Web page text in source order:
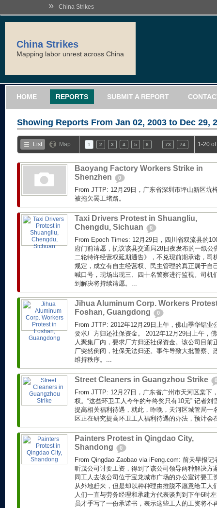
» China Strikes
China Strikes
Mapping labor unrest across China
HOME REPORTS SUBMIT A REPORT
Showing Reports From Jan 02, 2003 to Dec 29,
List Map 1 2 3 4 5 6 73 74 1-20
Baoyang Factory Workers Strike in
Shenzhen
0
From JTTP: 12月29日，广东省深圳市坪山新区坑
被拖欠罢工堵路。
Taxi Drivers Protest in Shuangliu,
Chengdu, Sichuan
0
From Epoch Times: 12月29日，四川省双流县的
府门前请愿，抗议该县交通局28日夜发布的一纸公
二轮特许经营权延期通告》，不兑现前期承诺，司
规定，成立有自主经营权、民主管理的真正属于自
喊口号，现场出现三、四十名警察进行监视。司机
到解决将持续请愿。...
Jihua Aluminum Corp. Workers
Foshan, Guangdong
0
From JTTP: 2012年12月29日上午，佛山季华铝业
要求厂方归还社保资金。 2012年12月29日上午，
人聚集厂内，要求厂方归还社保资金。该公司目前
厂突然倒闭，社保无法归还。事件导致大批警察、
维持秩序。...
Street Cleaners in Guangzhou Strike 0
From JTTP: 12月27日，广东省广州市天河区棠下
权。“这些环卫工人今年的年终奖只有10元” 记者
提高相关福利待遇，就此，昨晚，天河区城管局一
区正在研究提高环卫工人福利待遇的办法，预计会
Painters Protest in Qingdao City,
Shandong
0
From Qingdao Zaobao via iFeng.com: 前天早报
昕茂公司讨要工资，得到了该公司领导两种解决方
同工人去该公司位于宝龙城市广场的办公室讨要工
从外地赶来，但是却以种种理由推脱不愿意给工人
人们一直与劳务经理和承建方代表谈判到下午6时
员才手写了一份承诺书，表示这些工人的工资将不